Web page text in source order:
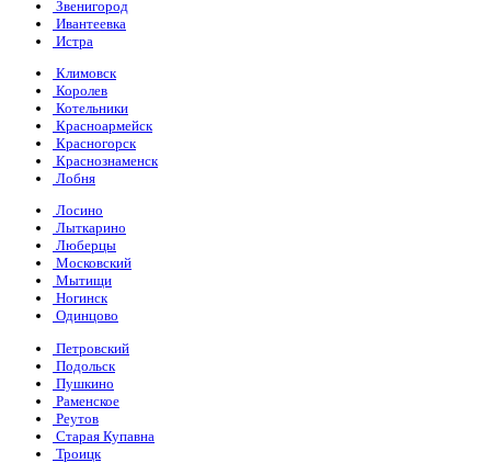
Звенигород
Ивантеевка
Истра
Климовск
Королев
Котельники
Красноармейск
Красногорск
Краснознаменск
Лобня
Лосино
Лыткарино
Люберцы
Московский
Мытищи
Ногинск
Одинцово
Петровский
Подольск
Пушкино
Раменское
Реутов
Старая Купавна
Троицк